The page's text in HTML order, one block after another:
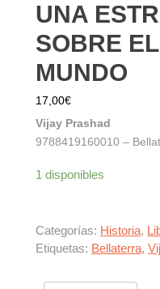
UNA
SOBRE
MUNDO
17,00€
Vijay Prashad
9788419160010 –
1 disponibles
Categorías: Historia,
Etiquetas: Bellaterra,